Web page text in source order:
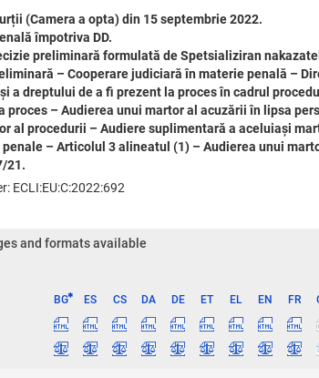
(Camera a opta) din 15 septembrie 2022.
împotriva DD.
preliminară formulată de Spetsializiran
– Cooperare judiciară în materie penală –
a dreptului de a fi prezent la proces în cadrul
proces – Audierea unui martor al acuzării în lipsa
al procedurii – Audiere suplimentară a aceluiași
– Articolul 3 alineatul (1) – Audierea unui
21.
ECLI:EU:C:2022:692
and formats available
BG ES CS DA DE ET EL EN FR